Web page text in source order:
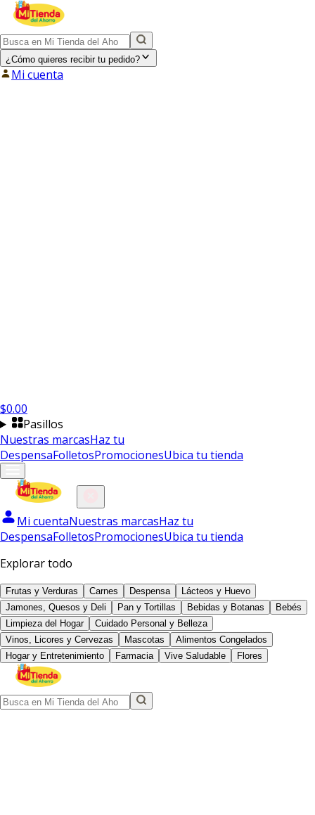
¿Cómo quieres recibir tu pedido?
Mi cuenta
$0.00
Pasillos
Nuestras marcasHaz tu
DespensaFolletosPromocionesUbica tu tienda
Mi cuentaNuestras marcasHaz tu
DespensaFolletosPromocionesUbica tu tienda
Explorar todo
Frutas y Verduras Carnes Despensa
Lácteos y Huevo
Jamones, Quesos y Deli
Pan y Tortillas Bebidas y Botanas
Bebés
Limpieza del Hogar
Cuidado Personal y Belleza
Vinos, Licores y Cervezas
Mascotas
Alimentos Congelados
Hogar y Entretenimiento
Farmacia Vive Saludable Flores